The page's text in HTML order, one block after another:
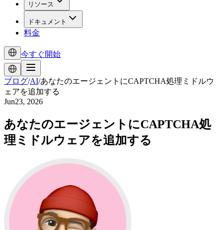
リソース
ドキュメント
料金
今すぐ開始
ブログ/AI/あなたのエージェントにCAPTCHA処理ミドルウ
ェアを追加する
Jun23, 2026
あなたのエージェントにCAPTCHA処
理ミドルウェアを追加する